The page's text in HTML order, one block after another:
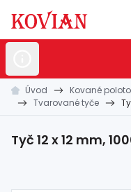
Nerezovépolotovary
Kované polotovary
Úvod Kované
Tvarované tyče
Tyč 12 x 12 mm,